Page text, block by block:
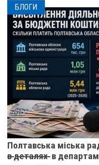
БЛОГИ
Полтавська міська
в̶ ̶д̶е̶т̶а̶л̶я̶х̶ ̶ в